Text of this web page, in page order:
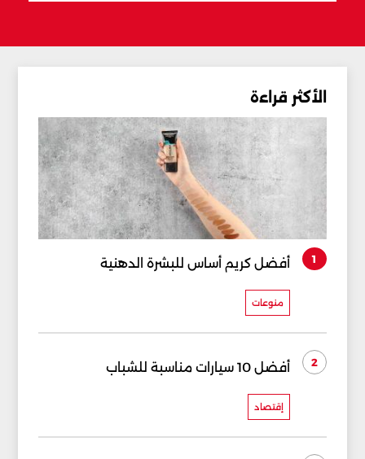
الأكثر قراءة
1 أفضل كريم أساس للبشرة الدهنية
منوعات
2 أفضل 10 سيارات مناسبة للشباب
إقتصاد